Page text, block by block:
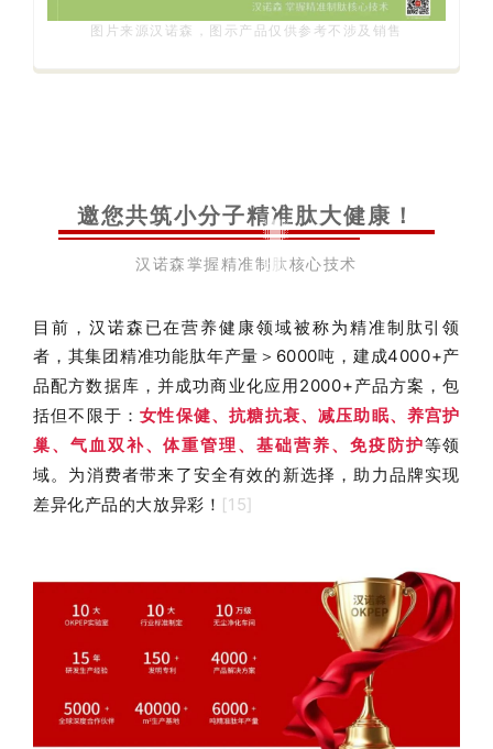
图片来源汉诺森，图示产品仅供参考不涉及销售
邀您共筑小分子精准肽大健康！
汉诺森掌握精准制肽核心技术
目前，汉诺森已在营养健康领域被称为精准制肽引领
者，其集团精准功能肽年产量＞6000吨，建成4000+产
品配方数据库，并成功商业化应用2000+产品方案，包
括但不限于：女性保健、抗糖抗衰、减压助眠、养宫护
巢、气血双补、体重管理、基础营养、免疫防护等领
域。为消费者带来了安全有效的新选择，助力品牌实现
差异化产品的大放异彩！ [15]